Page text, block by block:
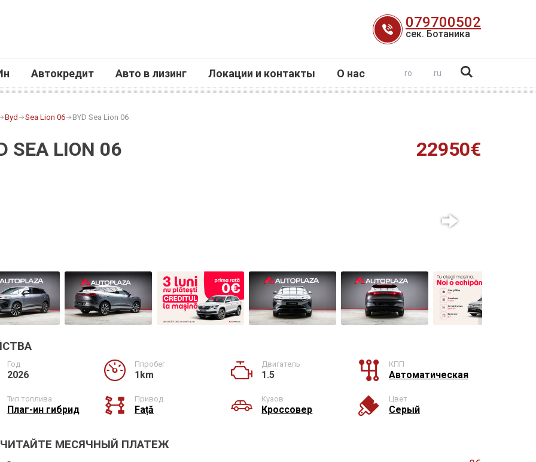
079700502
сек. Ботаника
Автокредит Авто в лизинг Локации и контакты О нас ro ru
Byd Sea Lion 06 BYD Sea Lion 06
SEA LION 06 22950€
Год
2026
Ппробег
1km
Двигатель
1.5
КПП
Автоматическая
Тип топлива
Плаг-ин гибрид
Привод
Față
Кузов
Кроссовер
Цвет
Серый
МЕСЯЧНЫЙ ПЛАТЕЖ